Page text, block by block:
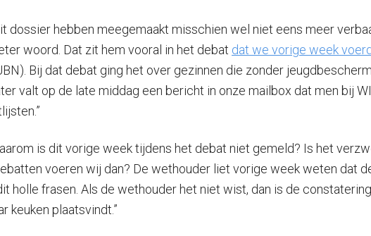
dossier hebben meegemaakt misschien wel niet eens meer
woord. Dat zit hem vooral in het debat dat we vorige week
Bij dat debat ging het over gezinnen die zonder
valt op de late middag een bericht in onze mailbox dat men bij
is dit vorige week tijdens het debat niet gemeld? Is het
voeren wij dan? De wethouder liet vorige week weten dat
holle frasen. Als de wethouder het niet wist, dan is de
keuken plaatsvindt.”